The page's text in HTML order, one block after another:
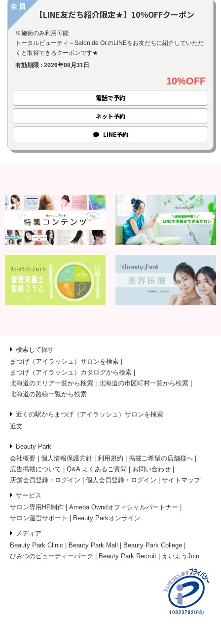
全員
【LINE友だち紹介限定★】10％OFFクーポン
※施術のみ利用可能
トータルビューティ～Salon de Or.のLINEをお友だちに紹介していただ
くと取得できるクーポンです★
有効期限 : 2026年08月31日
10%OFF
電話で予約
ネット予約
LINE予約
検索して探す
まつげ（アイラッシュ）サロンを検索
まつげ（アイラッシュ）カタログから検索
北海道のエリア一覧から検索
北海道の市区町村一覧から検索
北海道の路線一覧から検索
近くの駅からまつげ（アイラッシュ）サロンを検索
近文
Beauty Park
会社概要
個人情報保護方針 利用規約
掲載ご希望の店舗様へ
広告掲載について
Q&A よくあるご質問
お問い合わせ
店舗会員登録・ログイン
個人会員登録・ログイン サイトマップ
サービス
サロン専用HP制作
Ameba Owndオフィシャルパートナー
サロン運営サポート
Beauty Parkオンライン
メディア
Beauty Park Clinic
Beauty Park Mall
Beauty Park College
ひみつのビューティーパーク
Beauty Park Recruit えいようJoin